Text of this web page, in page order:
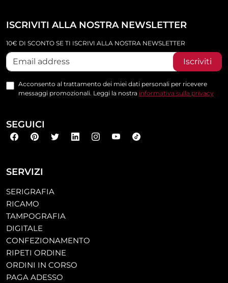
SERVIZI
SERIGRAFIA
RICAMO
TAMPOGRAFIA
DIGITALE
CONFEZIONAMENTO
RIPETI ORDINE
ORDINI IN CORSO
PAGA ADESSO
ISCRIVITI ALLA NOSTRA NEWSLETTER
10€ DI SCONTO SE TI ISCRIVI ALLA NOSTRA NEWSLETTER
Iscriviti
Acconsento al trattamento dei miei dati personali per ricevere
messaggi promozionali. Leggi la nostra informativa sulla privacy
SEGUICI